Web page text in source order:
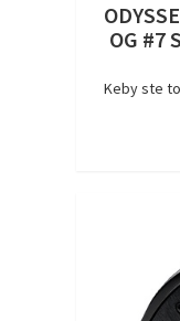
OG #7
Keby ste